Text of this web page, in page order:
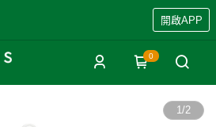
開啟APP
0
1/2